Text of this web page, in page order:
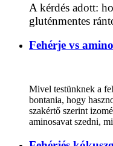
A kérdés adott:
gluténmentes
Fehérje vs
Mivel testünknek a
bontania, hogy
szakértő szerint
aminosavat szedni,